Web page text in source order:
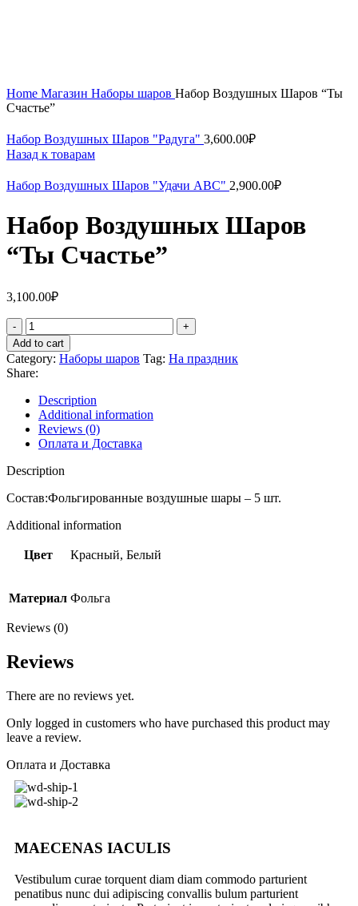
Home Магазин Наборы шаров Набор Воздушных Шаров “Ты
Счастье”
Набор Воздушных Шаров "Радуга" 3,600.00₽
Назад к товарам
Набор Воздушных Шаров "Удачи АВС" 2,900.00₽
Набор Воздушных Шаров
“Ты Счастье”
3,100.00₽
Add to cart
Category: Наборы шаров Tag: На праздник
Share:
Description
Additional information
Reviews (0)
Оплата и Доставка
Description
Состав:Фольгированные воздушные шары – 5 шт.
Additional information
Цвет Красный, Белый
Материал Фольга
Reviews (0)
Reviews
There are no reviews yet.
Only logged in customers who have purchased this product may
leave a review.
Оплата и Доставка
MAECENAS IACULIS
Vestibulum curae torquent diam diam commodo parturient
penatibus nunc dui adipiscing convallis bulum parturient